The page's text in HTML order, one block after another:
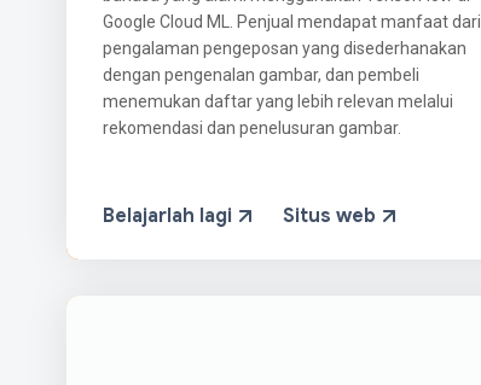
Google Cloud ML. Penjual mendapat manfaat dari
pengalaman pengeposan yang disederhanakan
dengan pengenalan gambar, dan pembeli
menemukan daftar yang lebih relevan melalui
rekomendasi dan penelusuran gambar.
Belajarlah lagi Situs web